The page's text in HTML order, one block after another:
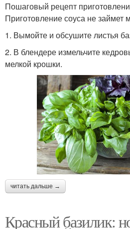
Пошаговый рецепт
Приготовление соуса не займет
1. Вымойте и обсушите листья
2. В блендере измельчите
мелкой крошки.
читать дальше →
Красный базилик: